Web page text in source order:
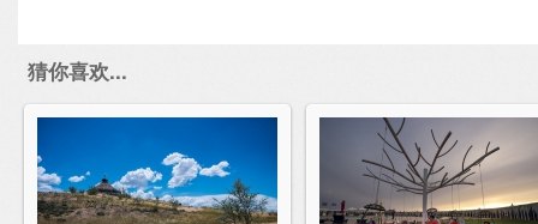
猜你喜欢...